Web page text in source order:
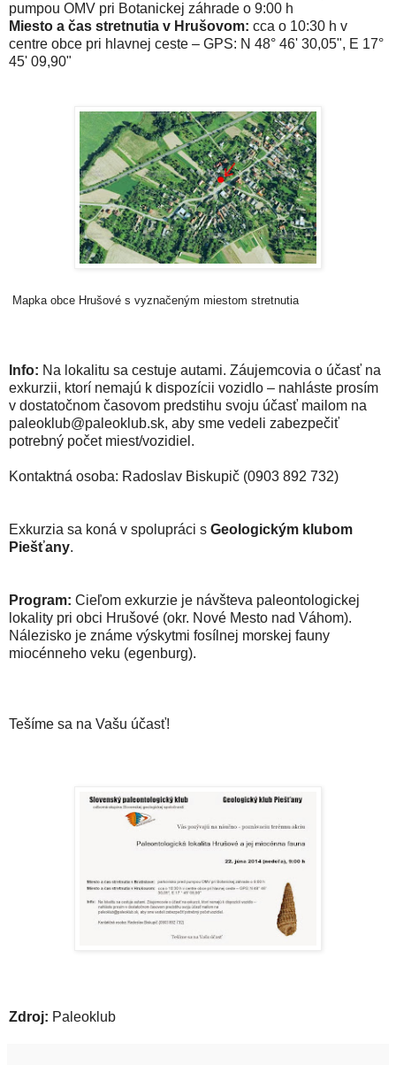
pumpou OMV pri Botanickej záhrade o 9:00 h
Miesto a čas stretnutia v Hrušovom: cca o 10:30 h v
centre obce pri hlavnej ceste – GPS: N 48° 46' 30,05", E 17°
45' 09,90"
Mapka obce Hrušové s vyznačeným miestom stretnutia
Info: Na lokalitu sa cestuje autami. Záujemcovia o účasť na
exkurzii, ktorí nemajú k dispozícii vozidlo – nahláste prosím
v dostatočnom časovom predstihu svoju účasť mailom na
paleoklub@paleoklub.sk, aby sme vedeli zabezpečiť
potrebný počet miest/vozidiel.
Kontaktná osoba: Radoslav Biskupič (0903 892 732)
Exkurzia sa koná v spolupráci s Geologickým klubom
Piešťany.
Program: Cieľom exkurzie je návšteva paleontologickej
lokality pri obci Hrušové (okr. Nové Mesto nad Váhom).
Nálezisko je známe výskytmi fosílnej morskej fauny
miocénneho veku (egenburg).
Tešíme sa na Vašu účasť!
Zdroj: Paleoklub